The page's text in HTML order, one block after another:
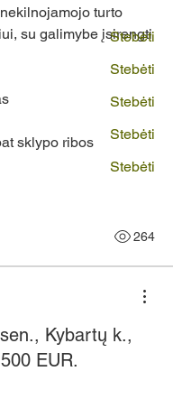
turto
su galimybe įsirengti
sklypo ribos
264
Kybartų k.,
EUR.
Stebėti
Stebėti
Stebėti
Stebėti
Stebėti